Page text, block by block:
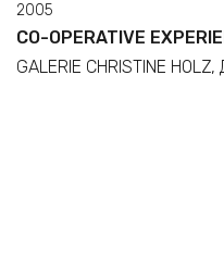
2005
CO-OPERATIVE
GALERIE CHRISTINE